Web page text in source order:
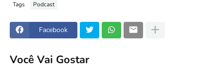
Tags Podcast
Facebook
Você Vai Gostar